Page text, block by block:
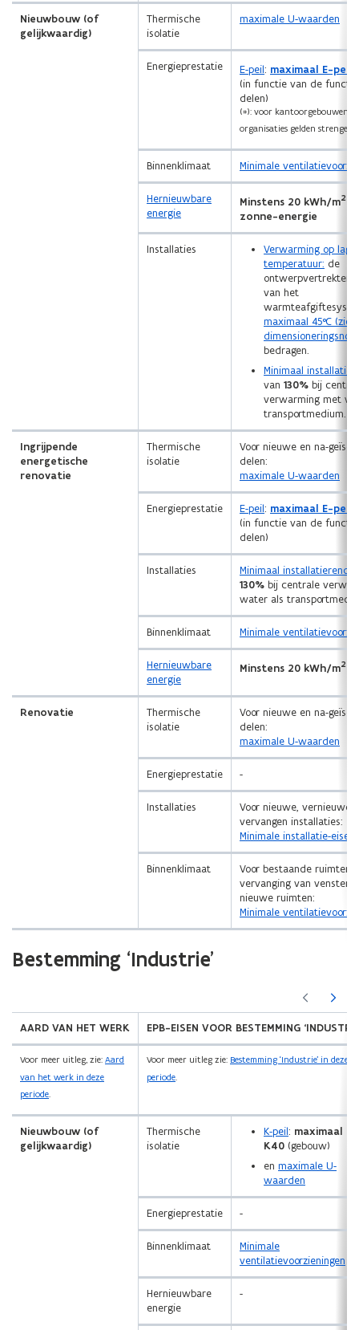
Nieuwbouw (of
gelijkwaardig)
Thermische
isolatie
maximale U-waarden
Energieprestatie E-peil: maximaal E-peil
(in functie van de
delen)
(*): voor kantoorgebouwen
organisaties gelden strengere
Binnenklimaat Minimale
Hernieuwbare
energie
Minstens 20 kWh/m2
zonne-energie
Installaties
Verwarming op lage
temperatuur: de
van het
maximaal 45°C (zie
bedragen.
Minimaal
van 130% bij
verwarming met
transportmedium.
Ingrijpende
energetische
renovatie
Thermische
isolatie
Voor nieuwe en na-
delen:
maximale U-waarden
Energieprestatie E-peil: maximaal E-peil
(in functie van de
delen)
Installaties
Minimaal
130% bij centrale
water als
Binnenklimaat Minimale
Hernieuwbare
energie
Minstens 20 kWh/m2
Renovatie
Thermische
isolatie
Voor nieuwe en na-
delen:
maximale U-waarden
Energieprestatie -
Installaties
Voor nieuwe,
vervangen installaties:
Minimale installatie-eisen
Binnenklimaat
Voor bestaande ruimten
vervanging van vensters
nieuwe ruimten:
Minimale
Bestemming ‘Industrie’
AARD VAN HET WERK EPB-EISEN VOOR BESTEMMING
Voor meer uitleg, zie: Aard
van het werk in deze
periode.
Voor meer uitleg zie: Bestemming ‘Industrie’ in deze
periode
Nieuwbouw (of
gelijkwaardig)
Thermische
isolatie
K-peil: maximaal
K40 (gebouw)
en maximale U-
waarden
Energieprestatie -
Binnenklimaat
Minimale
ventilatievoorzieningen
Hernieuwbare
energie
-